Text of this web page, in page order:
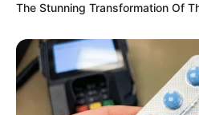
The Stunning Transformation Of